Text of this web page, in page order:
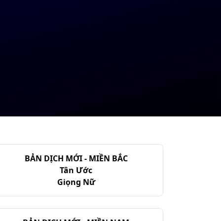
BẢN DỊCH MỚI - MIỀN BẮC
Tân Ước
Giọng Nữ